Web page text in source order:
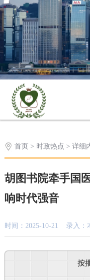
首页 > 时政热点 > 详细
胡图书院牵手国
响时代强音
时间：2025-10-21 录入：